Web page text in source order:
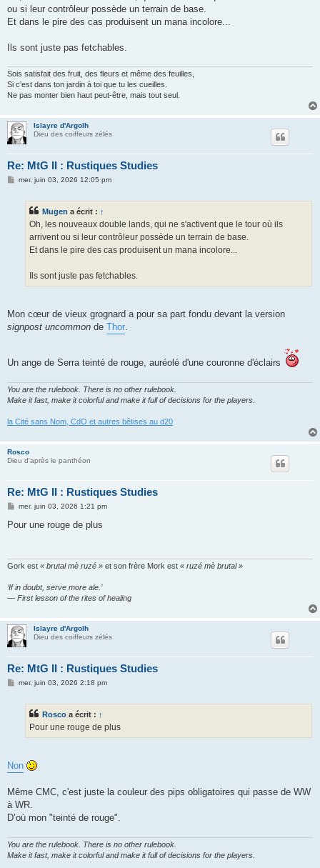
a
g
ou si leur contrôleur possède un terrain de base.
Et dans le pire des cas produisent un mana incolore...
Ils sont juste pas fetchables.
Sois satisfait des fruit, des fleurs et même des feuilles,
Si c'est dans ton jardin à toi que tu les cueilles.
Ne pas monter bien haut peut-être, mais tout seul.
Islayre d'Argolh
Dieu des coiffeurs zélés
Re: MtG II : Rustiques Studies
Mmer. juin 03, 2026 12:05 pm
Mugen a écrit : ↑
Oh, les nouveaux double lands, qui ne s'activent que le tour où ils
arrivent ou si leur contrôleur possède un terrain de base.
Et dans le pire des cas produisent un mana incolore...
Ils sont juste pas fetchables.
Mon cœur de vieux grognard a pour sa part fondu devant la version
signpost uncommon de Thor.
Un ange de Serra teinté de rouge, auréolé d'une couronne d'éclairs
You are the rulebook. There is no other rulebook.
Make it fast, make it colorful and make it full of decisions for the players
la Cité sans Nom, CdO et autres bêtises au d20
Rosco
Dieu d'après le panthéon
Re: MtG II : Rustiques Studies
M
s
mer. juin 03, 2026 1:21 pm
Pour une rouge de plus
Gork est « brutal mè ruzé » et son frère Mork est « ruzé mè brutal »
‘If in doubt, serve more ale.’
— First lesson of the rites of healing
Islayre d'Argolh
Dieu des coiffeurs zélés
Re: MtG II : Rustiques Studies
Mmer. juin 03, 2026 2:18 pm
Rosco a écrit : ↑
Pour une rouge de plus
Non
Même CMC, c'est juste la couleur des pips obligatoires qui passe de WW
à WR.
D’où mon "teinté de rouge".
You are the rulebook. There is no other rulebook.
Make it fast, make it colorful and make it full of decisions for the players